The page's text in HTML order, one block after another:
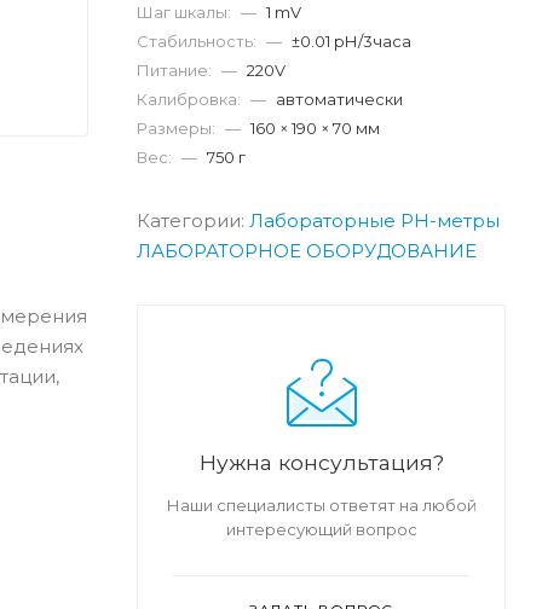
Шаг шкалы: — 1 mV
Стабильность: — ±0.01 рН/3часа
Питание: — 220V
Калибровка: — автоматически
Размеры: — 160 × 190 × 70 мм
Вес: — 750 г
Категории: Лабораторные PH-метры
ЛАБОРАТОРНОЕ ОБОРУДОВАНИЕ
Нужна консультация?
Наши специалисты ответят на любой
интересующий вопрос